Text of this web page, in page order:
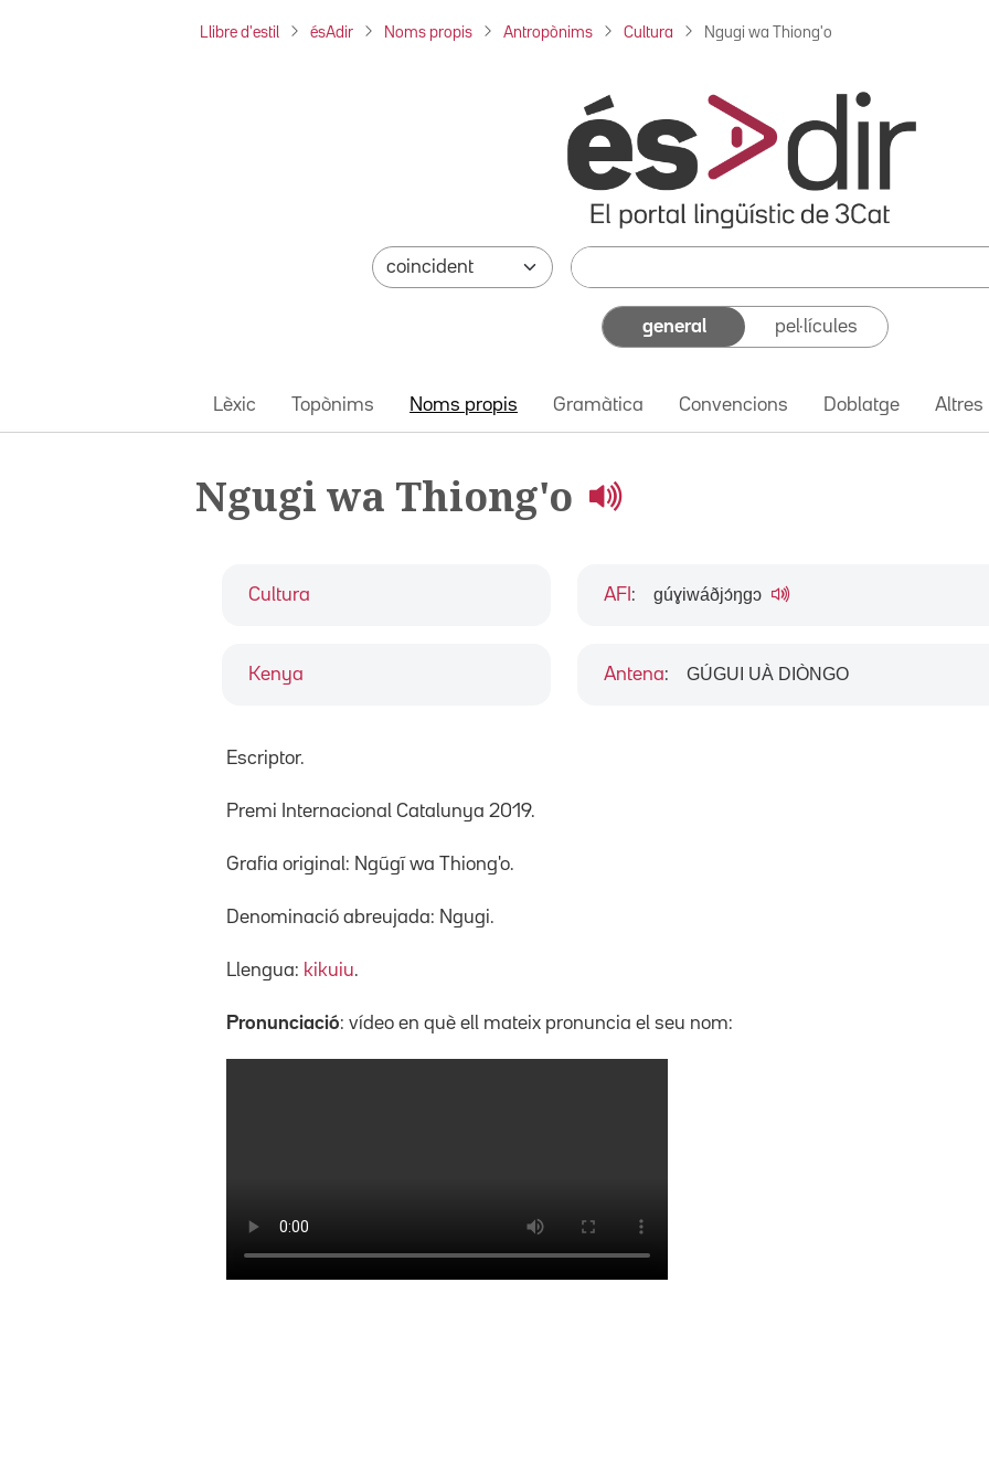
Llibre d'estil ésAdir Noms propis Antropònims Cultura Ngugi wa Thiong'o
general pel·lícules
Lèxic Topònims Noms propis Gramàtica Convencions Doblatge Altres
Ngugi wa Thiong'o
Cultura
Kenya
AFI : gúɣiwáðjɔ́ŋgɔ
Antena: GÚGUI UÀ DIÒNGO
Escriptor.
Premi Internacional Catalunya 2019.
Grafia original: Ngũgĩ wa Thiong'o.
Denominació abreujada: Ngugi.
Llengua: kikuiu.
Pronunciació: vídeo en què ell mateix pronuncia el seu nom: